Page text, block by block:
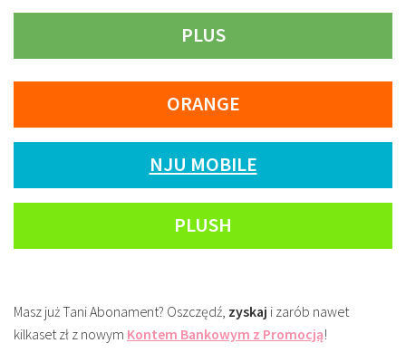
PLUS
ORANGE
NJU MOBILE
PLUSH
Masz już Tani Abonament? Oszczędź, zyskaj i zarób nawet
kilkaset zł z nowym Kontem Bankowym z Promocją!